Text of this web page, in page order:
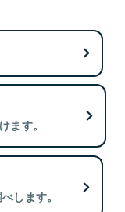
ます。
します。